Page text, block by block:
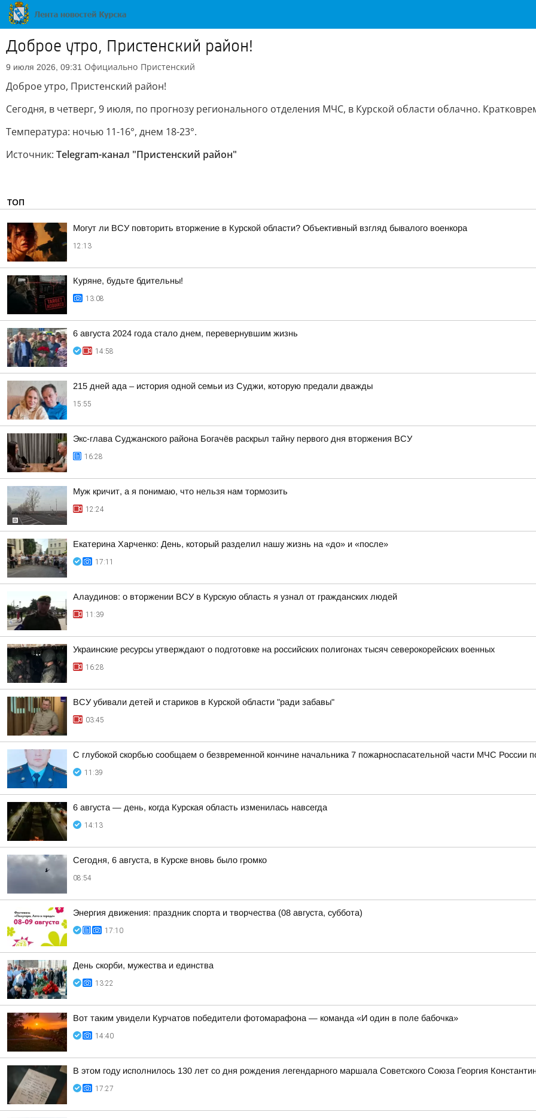
Доброе утро, Пристенский район!
9 июля 2026, 09:31 Официально Пристенский
Доброе утро, Пристенский район!
Сегодня, в четверг, 9 июля, по прогнозу регионального отделения МЧС, в Курской области облачно.
Температура: ночью 11-16°, днем 18-23°.
Источник: Telegram-канал "Пристенский район"
ТОП
Могут ли ВСУ повторить вторжение в Курской области? Объективный взгляд бывалого военкора
12:13
Куряне, будьте бдительны!
13:08
6 августа 2024 года стало днем, перевернувшим жизнь
14:58
215 дней ада – история одной семьи из Суджи, которую предали дважды
15:55
Экс-глава Суджанского района Богачёв раскрыл тайну первого дня вторжения ВСУ
16:28
Муж кричит, а я понимаю, что нельзя нам тормозить
12:24
Екатерина Харченко: День, который разделил нашу жизнь на «до» и «после»
17:11
Алаудинов: о вторжении ВСУ в Курскую область я узнал от гражданских людей
11:39
Украинские ресурсы утверждают о подготовке на российских полигонах тысяч северокорейских военных
16:28
ВСУ убивали детей и стариков в Курской области "ради забавы"
03:45
С глубокой скорбью сообщаем о безвременной кончине начальника 7 пожарноспасательной части МЧС России
11:39
6 августа — день, когда Курская область изменилась навсегда
14:13
Сегодня, 6 августа, в Курске вновь было громко
08:54
Энергия движения: праздник спорта и творчества (08 августа, суббота)
17:10
День скорби, мужества и единства
13:22
Вот таким увидели Курчатов победители фотомарафона — команда «И один в поле бабочка»
14:40
В этом году исполнилось 130 лет со дня рождения легендарного маршала Советского Союза Георгия
17:27